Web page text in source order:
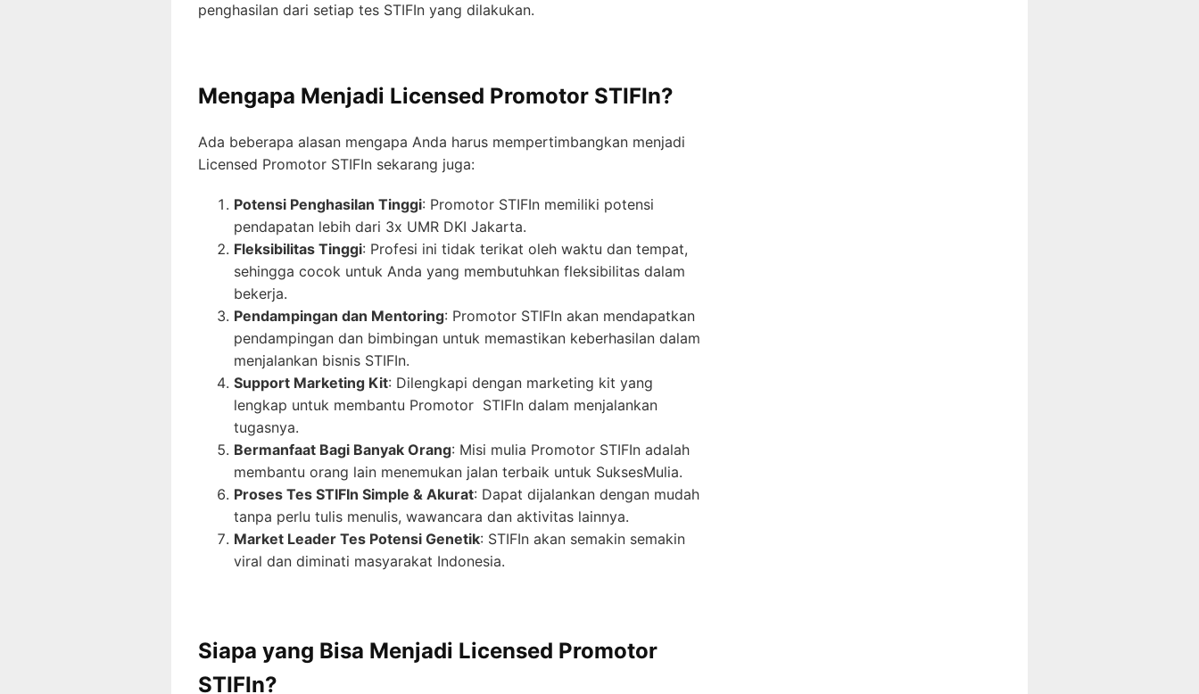
penghasilan dari setiap tes STIFIn yang dilakukan.
Mengapa Menjadi Licensed Promotor STIFIn?
Ada beberapa alasan mengapa Anda harus mempertimbangkan menjadi
Licensed Promotor STIFIn sekarang juga:
Potensi Penghasilan Tinggi: Promotor STIFIn memiliki potensi
pendapatan lebih dari 3x UMR DKI Jakarta.
Fleksibilitas Tinggi: Profesi ini tidak terikat oleh waktu dan tempat,
sehingga cocok untuk Anda yang membutuhkan fleksibilitas dalam
bekerja.
Pendampingan dan Mentoring: Promotor STIFIn akan mendapatkan
pendampingan dan bimbingan untuk memastikan keberhasilan dalam
menjalankan bisnis STIFIn.
Support Marketing Kit: Dilengkapi dengan marketing kit yang
lengkap untuk membantu Promotor STIFIn dalam menjalankan
tugasnya.
Bermanfaat Bagi Banyak Orang: Misi mulia Promotor STIFIn adalah
membantu orang lain menemukan jalan terbaik untuk SuksesMulia.
Proses Tes STIFIn Simple & Akurat: Dapat dijalankan dengan mudah
tanpa perlu tulis menulis, wawancara dan aktivitas lainnya.
Market Leader Tes Potensi Genetik: STIFIn akan semakin semakin
viral dan diminati masyarakat Indonesia.
Siapa yang Bisa Menjadi Licensed Promotor
STIFIn?